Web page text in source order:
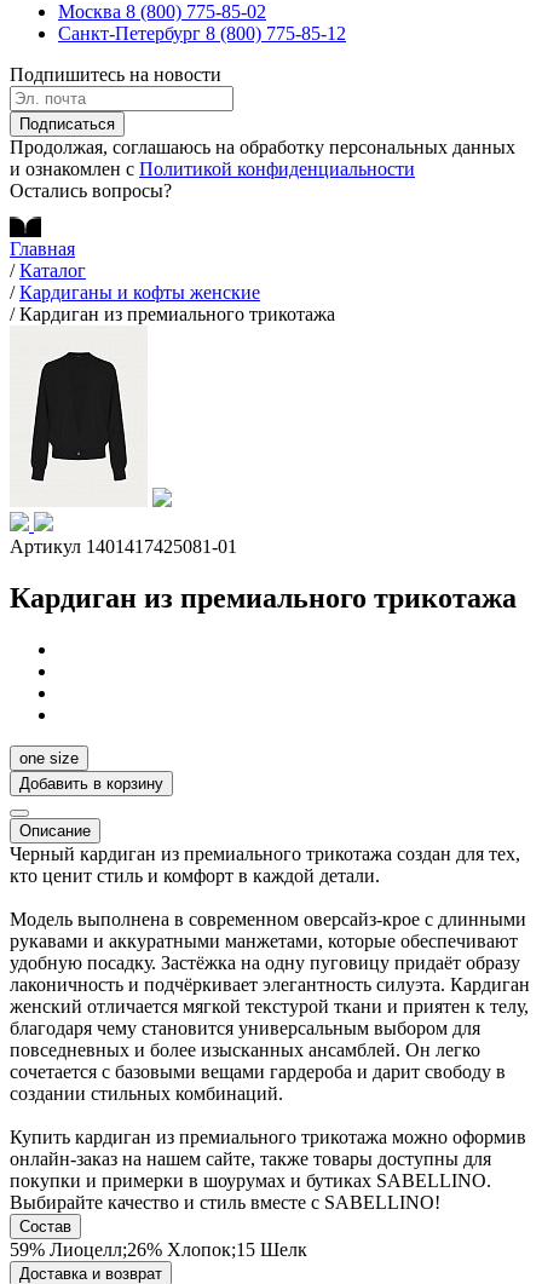
Москва 8 (800) 775-85-02
Санкт-Петербург 8 (800) 775-85-12
Подпишитесь на новости
Подписаться
Продолжая, соглашаюсь на обработку персональных данных
и ознакомлен с Политикой конфиденциальности
Остались вопросы?
Главная
/ Каталог
/ Кардиганы и кофты женские
/ Кардиган из премиального трикотажа
Артикул 1401417425081-01
Кардиган из премиального трикотажа
one size
Добавить в корзину
Описание
Черный кардиган из премиального трикотажа создан для тех,
кто ценит стиль и комфорт в каждой детали.
Модель выполнена в современном оверсайз-крое с длинными
рукавами и аккуратными манжетами, которые обеспечивают
удобную посадку. Застёжка на одну пуговицу придаёт образу
лаконичность и подчёркивает элегантность силуэта. Кардиган
женский отличается мягкой текстурой ткани и приятен к телу,
благодаря чему становится универсальным выбором для
повседневных и более изысканных ансамблей. Он легко
сочетается с базовыми вещами гардероба и дарит свободу в
создании стильных комбинаций.
Купить кардиган из премиального трикотажа можно оформив
онлайн-заказ на нашем сайте, также товары доступны для
покупки и примерки в шоурумах и бутиках SABELLINO.
Выбирайте качество и стиль вместе с SABELLINO!
Состав
59% Лиоцелл;26% Хлопок;15 Шелк
Доставка и возврат